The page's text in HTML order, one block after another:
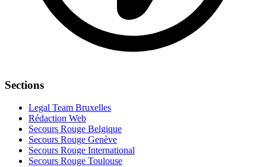
Sections
Legal Team Bruxelles
Rédaction Web
Secours Rouge Belgique
Secours Rouge Genève
Secours Rouge International
Secours Rouge Toulouse